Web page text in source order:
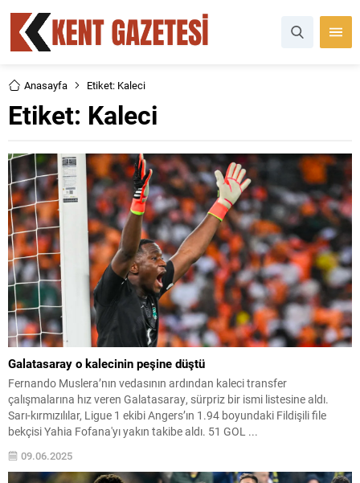
Anasayfa Etiket: Kaleci
Etiket: Kaleci
Galatasaray o kalecinin peşine düştü
Fernando Muslera’nın vedasının ardından kaleci transfer
çalışmalarına hız veren Galatasaray, sürpriz bir ismi listesine aldı.
Sarı-kırmızılılar, Ligue 1 ekibi Angers’ın 1.94 boyundaki Fildişili file
bekçisi Yahia Fofana'yı yakın takibe aldı. 51 GOL ...
09.06.2025